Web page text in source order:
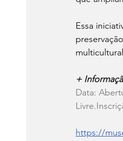
Essa
+
Data:
https://